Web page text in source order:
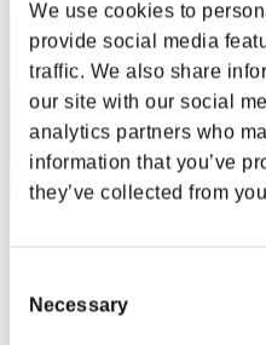
We use cookies to
provide social media
traffic. We also share
our site with our social
analytics partners who
information that you’ve
they’ve collected from
Selection
Necessary
RANK